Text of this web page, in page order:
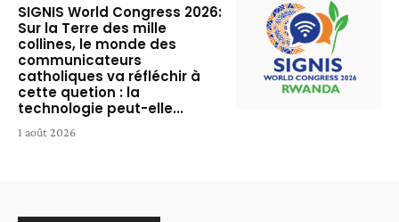
SIGNIS World Congress 2026:
Sur la Terre des mille
collines, le monde des
communicateurs
catholiques va réfléchir à
cette quetion : la
technologie peut-elle...
1 août 2026